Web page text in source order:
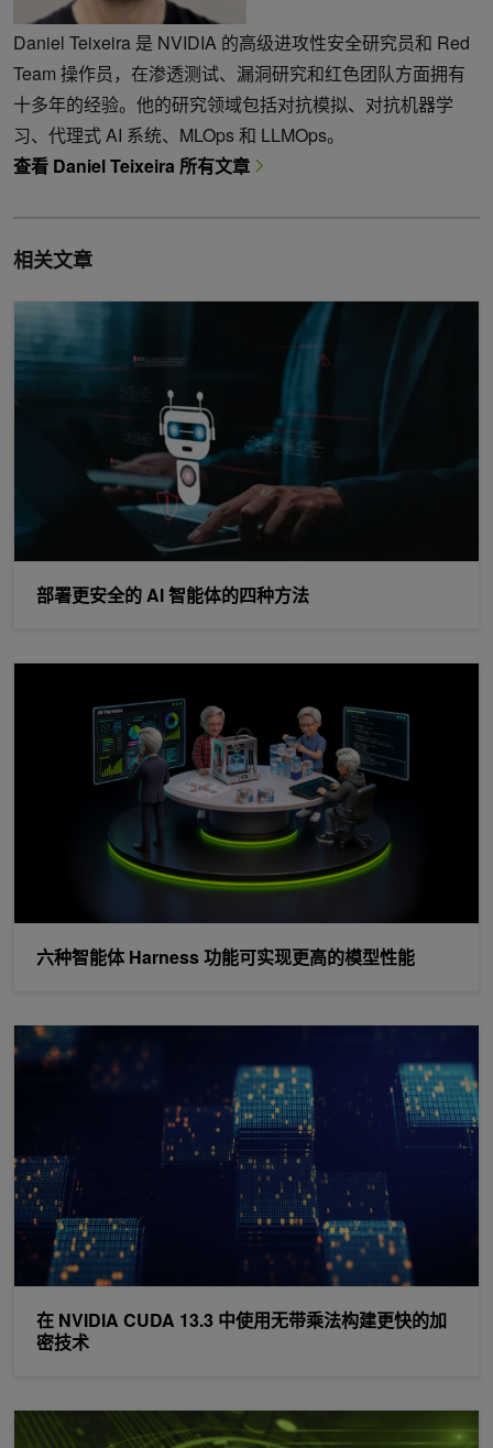
Daniel Teixeira 是 NVIDIA 的高级进攻性安全研究员和 Red
Team 操作员，在渗透测试、漏洞研究和红色团队方面拥有
十多年的经验。他的研究领域包括对抗模拟、对抗机器学
习、代理式 AI 系统、MLOps 和 LLMOps。
查看 Daniel Teixeira 所有文章
相关文章
部署更安全的 AI 智能体的四种方法
部署更安全的 AI 智能体的四种方法
六种智能体 Harness 功能可实现更高的模型性能
在 NVIDIA CUDA 13.3 中使用无带乘法构建更快的加
密技术
在 NVIDIA CUDA 13.3 中使用无带乘法构建更快的加密技术
基于硬件的 AI 安全性不会拖慢您的速度